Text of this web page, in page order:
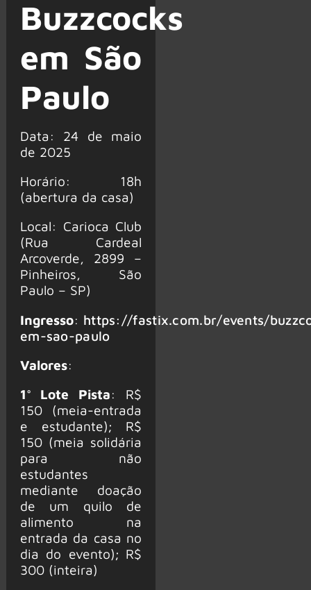
Buzzcocks
em São
Paulo
Data: 24 de maio
de 2025
Horário: 18h
(abertura da casa)
Local: Carioca Club
(Rua Cardeal
Arcoverde, 2899 –
Pinheiros, São
Paulo – SP)
Ingresso: https://fastix.com.br/events/
em-sao-paulo
Valores:
1° Lote Pista: R$
150 (meia-entrada
e estudante); R$
150 (meia solidária
para não
estudantes
mediante doação
de um quilo de
alimento na
entrada da casa no
dia do evento); R$
300 (inteira)